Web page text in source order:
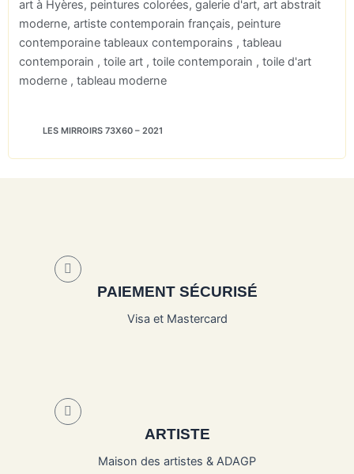
LES MIRROIRS 73X60 – 2021
PAIEMENT SÉCURISÉ
Visa et Mastercard
ARTISTE
Maison des artistes & ADAGP